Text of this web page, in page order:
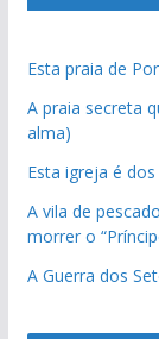
Esta praia de
A praia secreta
alma)
Esta igreja é
A vila de
morrer o
A Guerra dos